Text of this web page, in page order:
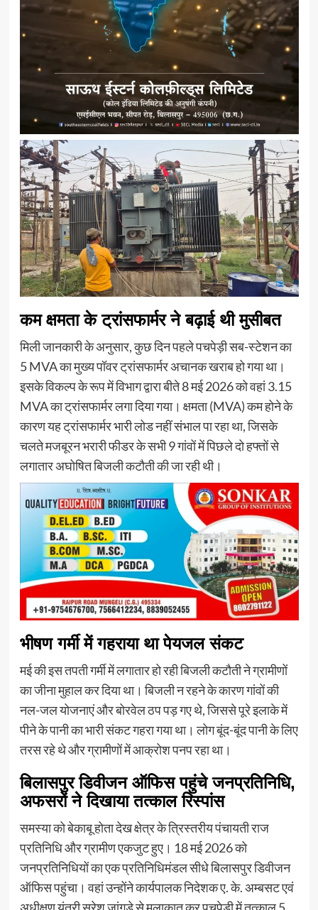
कम क्षमता के ट्रांसफार्मर ने बढ़ाई थी मुसीबत
मिली जानकारी के अनुसार, कुछ दिन पहले पचपेड़ी सब-स्टेशन का
5 MVA का मुख्य पॉवर ट्रांसफार्मर अचानक खराब हो गया था।
इसके विकल्प के रूप में विभाग द्वारा बीते 8 मई 2026 को वहां 3.15
MVA का ट्रांसफार्मर लगा दिया गया। क्षमता (MVA) कम होने के
कारण यह ट्रांसफार्मर भारी लोड नहीं संभाल पा रहा था, जिसके
चलते मजबूरन भरारी फीडर के सभी 9 गांवों में पिछले दो हफ्तों से
लगातार अघोषित बिजली कटौती की जा रही थी।
भीषण गर्मी में गहराया था पेयजल संकट
मई की इस तपती गर्मी में लगातार हो रही बिजली कटौती ने ग्रामीणों
का जीना मुहाल कर दिया था। बिजली न रहने के कारण गांवों की
नल-जल योजनाएं और बोरवेल ठप पड़ गए थे, जिससे पूरे इलाके में
पीने के पानी का भारी संकट गहरा गया था। लोग बूंद-बूंद पानी के लिए
तरस रहे थे और ग्रामीणों में आक्रोश पनप रहा था।
बिलासपुर डिवीजन ऑफिस पहुंचे जनप्रतिनिधि,
अफसरों ने दिखाया तत्काल रिस्पांस
समस्या को बेकाबू होता देख क्षेत्र के त्रिस्तरीय पंचायती राज
प्रतिनिधि और ग्रामीण एकजुट हुए। 18 मई 2026 को
जनप्रतिनिधियों का एक प्रतिनिधिमंडल सीधे बिलासपुर डिवीजन
ऑफिस पहुंचा। वहां उन्होंने कार्यपालक निदेशक ए. के. अम्बसट एवं